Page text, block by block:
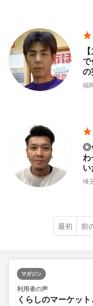
福
◎
い
埼
最初 前
マガジン
利用者の声
くらしのマーケッ